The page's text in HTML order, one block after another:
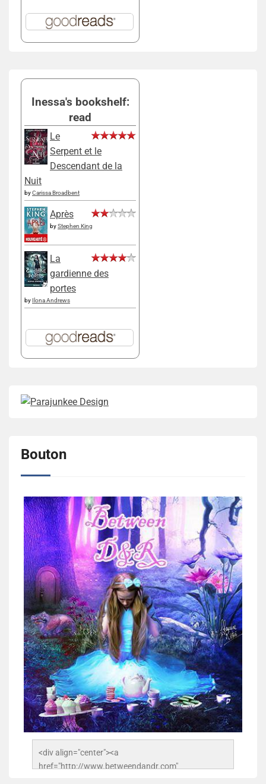
Inessa's bookshelf:
read
Le
Serpent et le
Descendant de la
Nuit
byCarissa Broadbent
Après
byStephen King
La
gardienne des
portes
by Ilona Andrews
Bouton
<div align="center"><a
href="http://www.betweendandr.com"